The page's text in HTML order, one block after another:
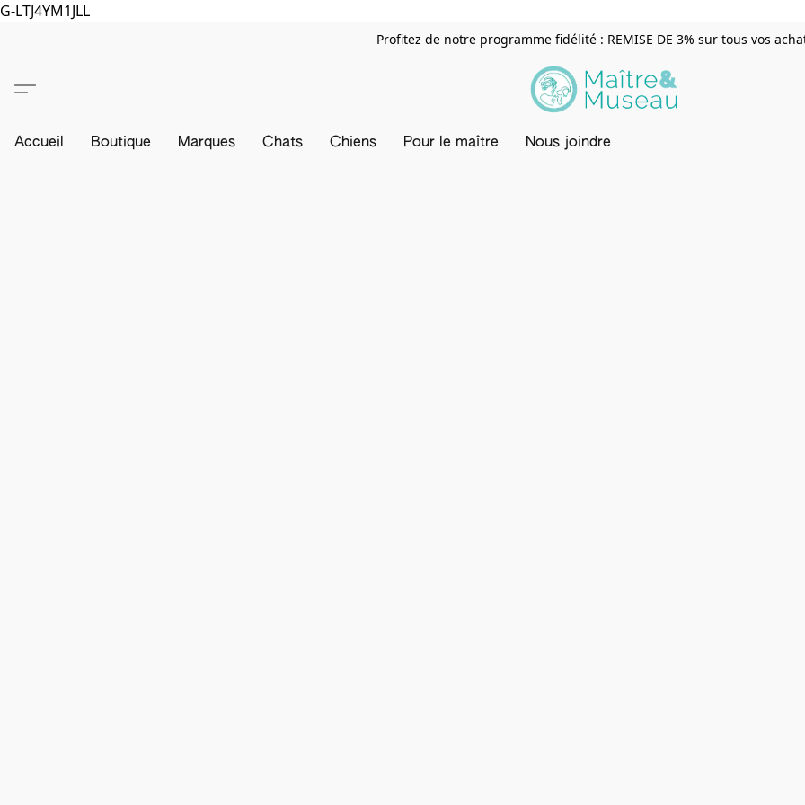
G-LTJ4YM1JLL
Profitez de notre programme fidélité : REMISE DE 3% sur tous vos
Accueil Boutique Marques Chats Chiens Pour le maître Nous joindre